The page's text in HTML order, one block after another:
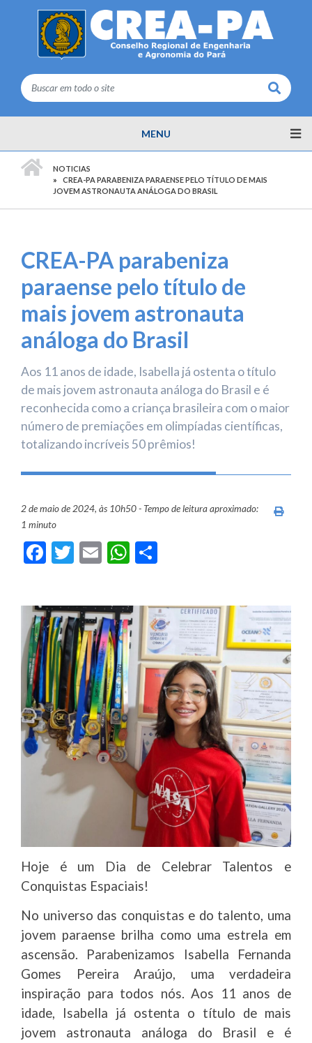
Buscar
MENU
NOTICIAS
CREA-PA PARABENIZA PARAENSE PELO TÍTULO DE MAIS
JOVEM ASTRONAUTA ANÁLOGA DO BRASIL
CREA-PA parabeniza
paraense pelo título de
mais jovem astronauta
análoga do Brasil
Aos 11 anos de idade, Isabella já ostenta o título
de mais jovem astronauta análoga do Brasil e é
reconhecida como a criança brasileira com o maior
número de premiações em olimpíadas científicas,
totalizando incríveis 50 prêmios!
2 de maio de 2024, às 10h50 - Tempo de leitura aproximado:
1 minuto
Facebook
Twitter
EmailWhatsApp
Hoje é um Dia de Celebrar Talentos e
Conquistas Espaciais!
No universo das conquistas e do talento, uma
jovem paraense brilha como uma estrela em
ascensão. Parabenizamos Isabella Fernanda
Gomes Pereira Araújo, uma verdadeira
inspiração para todos nós. Aos 11 anos de
idade, Isabella já ostenta o título de mais
jovem astronauta análoga do Brasil e é